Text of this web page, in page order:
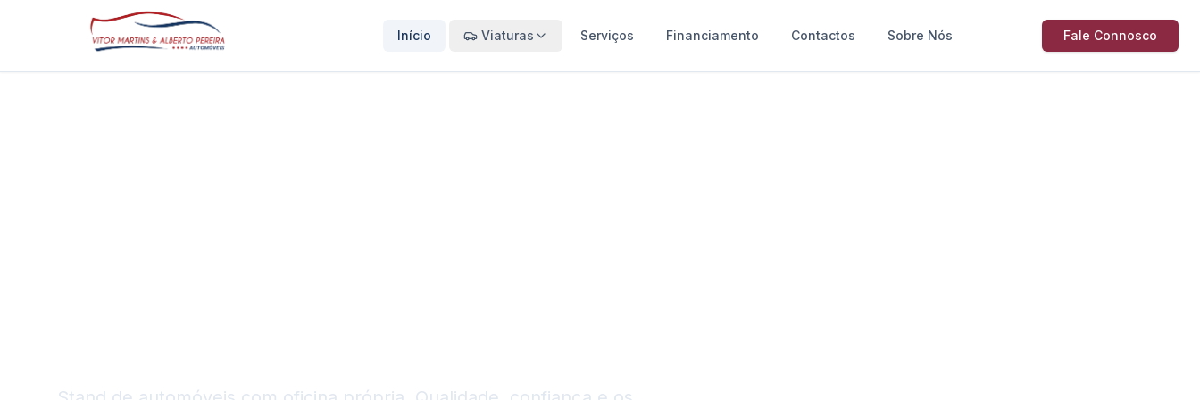
Início Viaturas Serviços Financiamento Contactos Sobre Nós Fale Connosco